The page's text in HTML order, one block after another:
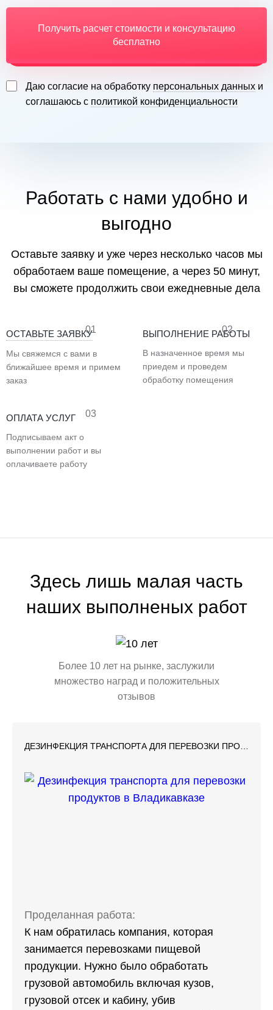
Получить расчет стоимости и консультацию
бесплатно
Даю согласие на обработку персональных данных и
соглашаюсь с политикой конфиденциальности
Работать с нами удобно и
выгодно
Оставьте заявку и уже через несколько часов мы
обработаем ваше помещение, а через 50 минут,
вы сможете продолжить свои ежедневные дела
01
ОСТАВЬТЕ ЗАЯВКУ
Мы свяжемся с вами в
ближайшее время и примем
заказ
02
ВЫПОЛНЕНИЕ РАБОТЫ
В назначенное время мы
приедем и проведем
обработку помещения
03
ОПЛАТА УСЛУГ
Подписываем акт о
выполнении работ и вы
оплачиваете работу
Здесь лишь малая часть
наших выполненых работ
Более 10 лет на рынке, заслужили
множество наград и положительных
отзывов
Проделанная работа:
К нам обратилась компания, которая
занимается перевозками пищевой
продукции. Нужно было обработать
грузовой автомобиль включая кузов,
грузовой отсек и кабину, убив